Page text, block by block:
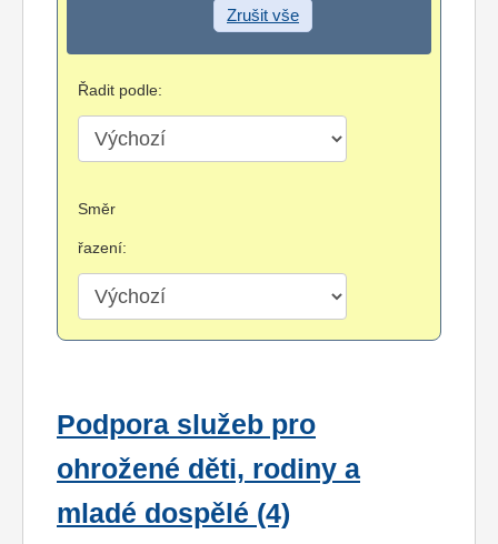
Zrušit vše
Řadit podle:
Směr
řazení:
Podpora služeb pro
ohrožené děti, rodiny a
mladé dospělé (4)